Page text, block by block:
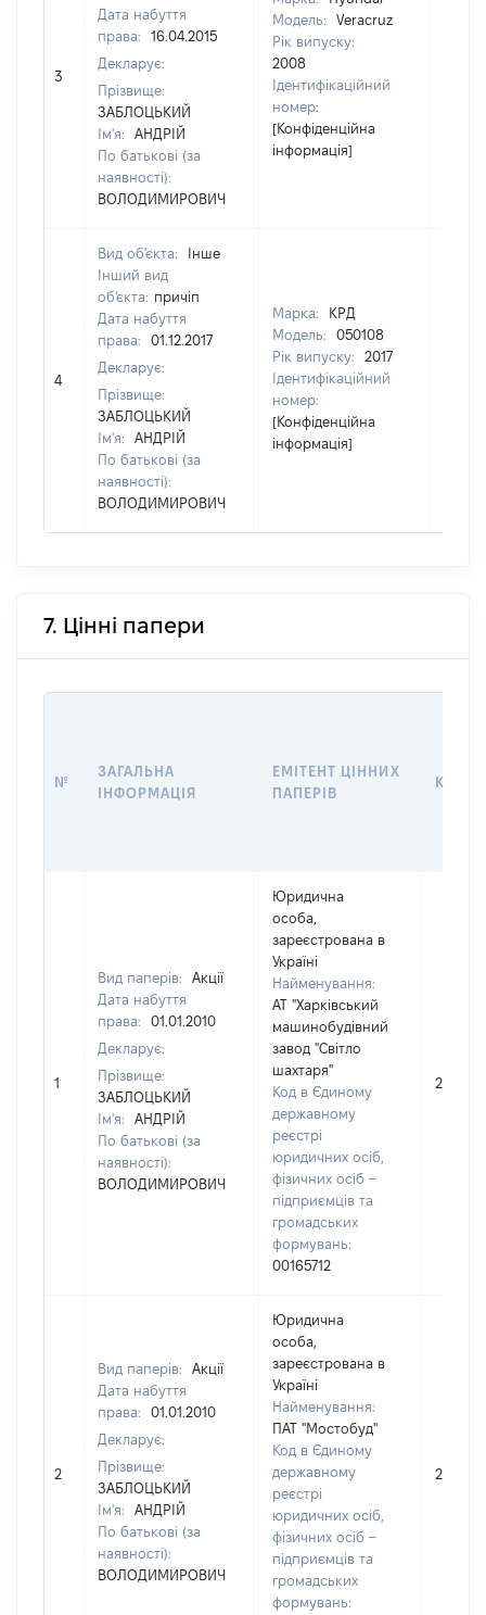
3
Дата набуття
права:
16.04.2015
Декларує:
Прізвище:
ЗАБЛОЦЬКИЙ
Ім'я:
АНДРІЙ
По батькові (за
наявності):
ВОЛОДИМИРОВИЧ
Модель:
Veracruz
Рік випуску:
2008
Ідентифікаційний
номер:
[Конфіденційна
інформація]
4
Вид об'єкта:
Інше
Інший вид
об'єкта: причіп
Дата набуття
права:
01.12.2017
Декларує:
Прізвище:
ЗАБЛОЦЬКИЙ
Ім'я:
АНДРІЙ
По батькові (за
наявності):
ВОЛОДИМИРОВИЧ
Марка:
КРД
Модель:
050108
Рік випуску:
2017
Ідентифікаційний
номер:
[Конфіденційна
інформація]
7. Цінні папери
№
ЗАГАЛЬНА
ІНФОРМАЦІЯ
ЕМІТЕНТ ЦІННИХ
ПАПЕРІВ
1
Вид паперів:
Акції
Дата набуття
права:
01.01.2010
Декларує:
Прізвище:
ЗАБЛОЦЬКИЙ
Ім'я:
АНДРІЙ
По батькові (за
наявності):
ВОЛОДИМИРОВИЧ
Юридична
особа,
зареєстрована в
Україні
Найменування:
АТ "Харківський
машинобудівний
завод "Світло
шахтаря"
Код в Єдиному
державному
реєстрі
юридичних осіб,
фізичних осіб –
підприємців та
громадських
формувань:
00165712
20000
2
Вид паперів:
Акції
Дата набуття
права:
01.01.2010
Декларує:
Прізвище:
ЗАБЛОЦЬКИЙ
Ім'я:
АНДРІЙ
По батькові (за
наявності):
ВОЛОДИМИРОВИЧ
Юридична
особа,
зареєстрована в
Україні
Найменування:
ПАТ "Мостобуд"
Код в Єдиному
державному
реєстрі
юридичних осіб,
фізичних осіб –
підприємців та
громадських
формувань:
20